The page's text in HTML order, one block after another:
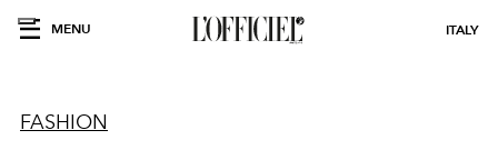
MENU ITALY
FASHION